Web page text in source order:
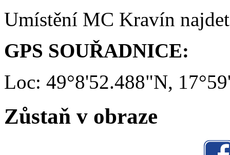
Umístění MC Kravín
GPS SOUŘADNICE:
Loc: 49°8'52.488"N,
Zůstaň v obraze